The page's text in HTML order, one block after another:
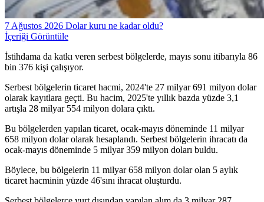
7 Ağustos 2026 Dolar kuru ne kadar oldu?
İçeriği Görüntüle
İstihdama da katkı veren serbest bölgelerde, mayıs sonu itibarıyla 86
bin 376 kişi çalışıyor.
Serbest bölgelerin ticaret hacmi, 2024'te 27 milyar 691 milyon dolar
olarak kayıtlara geçti. Bu hacim, 2025'te yıllık bazda yüzde 3,1
artışla 28 milyar 554 milyon dolara çıktı.
Bu bölgelerden yapılan ticaret, ocak-mayıs döneminde 11 milyar
658 milyon dolar olarak hesaplandı. Serbest bölgelerin ihracatı da
ocak-mayıs döneminde 5 milyar 359 milyon doları buldu.
Böylece, bu bölgelerin 11 milyar 658 milyon dolar olan 5 aylık
ticaret hacminin yüzde 46'sını ihracat oluşturdu.